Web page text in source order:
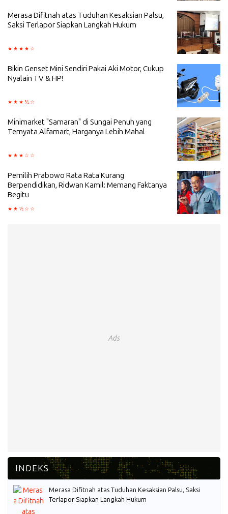
Merasa Difitnah atas Tuduhan Kesaksian Palsu,
Saksi Terlapor Siapkan Langkah Hukum
Bikin Genset Mini Sendiri Pakai Aki Motor, Cukup
Nyalain TV & HP!
Minimarket "Samaran" di Sungai Penuh yang
Ternyata Alfamart, Harganya Lebih Mahal
Pemilih Prabowo Rata Rata Kurang
Berpendidikan, Ridwan Kamil: Memang Faktanya
Begitu
Ads
Merasa Difitnah atas Tuduhan Kesaksian Palsu, Saksi
Terlapor Siapkan Langkah Hukum